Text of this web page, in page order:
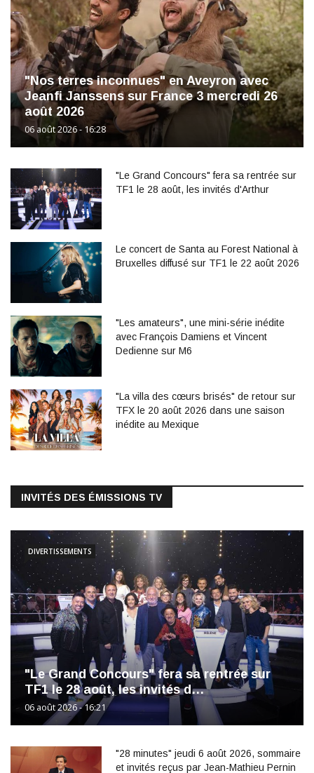
"Nos terres inconnues" en Aveyron avec
Jeanfi Janssens sur France 3 mercredi 26
août 2026
06 août 2026 - 16:28
"Le Grand Concours" fera sa rentrée sur
TF1 le 28 août, les invités d'Arthur
Le concert de Santa au Forest National à
Bruxelles diffusé sur TF1 le 22 août 2026
"Les amateurs", une mini-série inédite
avec François Damiens et Vincent
Dedienne sur M6
"La villa des cœurs brisés" de retour sur
TFX le 20 août 2026 dans une saison
inédite au Mexique
INVITÉS DES ÉMISSIONS TV
"Le Grand Concours" fera sa rentrée sur
TF1 le 28 août, les invités d…
06 août 2026 - 16:21
DIVERTISSEMENTS
"28 minutes" jeudi 6 août 2026, sommaire
et invités reçus par Jean-Mathieu Pernin